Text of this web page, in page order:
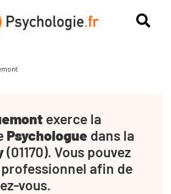
exerce la
Psychologue dans la
(01170). Vous pouvez
afin de
vous.